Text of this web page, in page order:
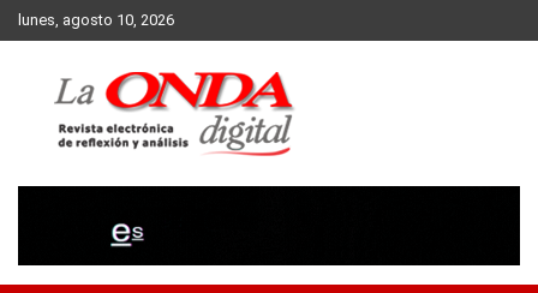
Skip
to
lunes, agosto 10, 2026